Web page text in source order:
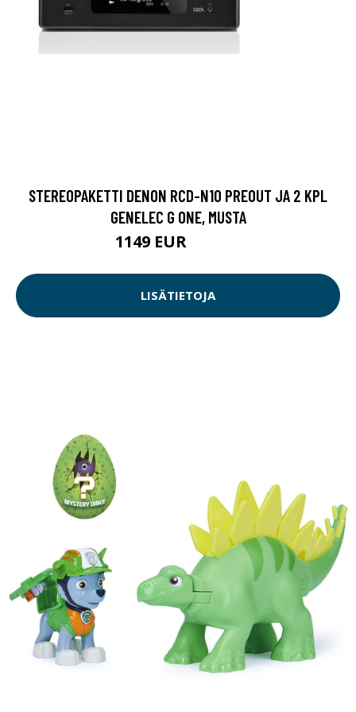
STEREOPAKETTI DENON RCD-N10 PREOUT JA 2 KPL
GENELEC G ONE, MUSTA
1149 EUR
LISÄTIETOJA